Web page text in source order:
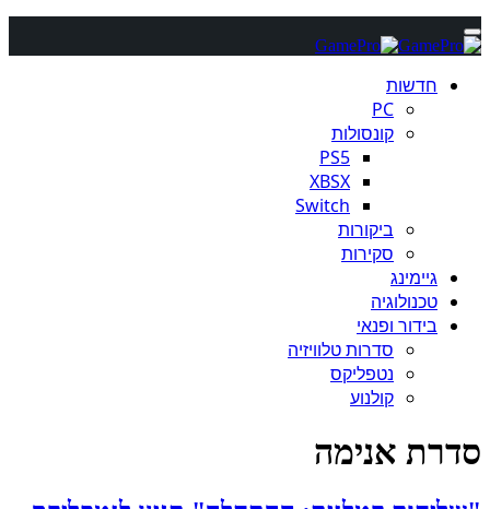
חדשות
PC
קונסולות
PS5
XBSX
Switch
ביקורות
סקירות
גיימינג
טכנולוגיה
בידור ופנאי
סדרות טלוויזיה
נטפליקס
קולנוע
סדרת אנימה